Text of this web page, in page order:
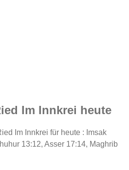
Im Innkrei heute
Im Innkrei für heute : Imsak
13:12, Asser 17:14, Maghrib